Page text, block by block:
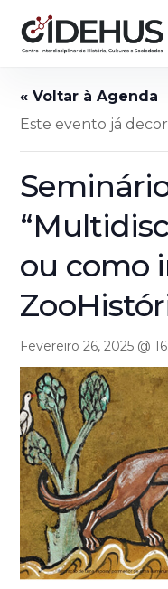
content
Este evento já
ou como
Fevereiro 26, 2025 @